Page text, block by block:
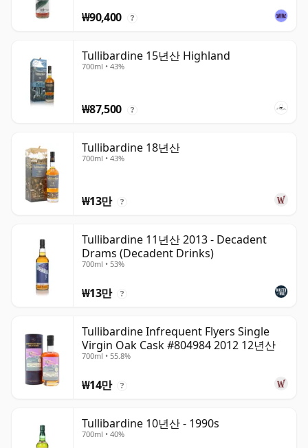
₩90,400 ?
Tullibardine 15년산 Highland
700ml • 43%
₩87,500 ?
Tullibardine 18년산
700ml • 43%
₩13만 ?
Tullibardine 11년산 2013 - Decadent
Drams (Decadent Drinks)
700ml • 53%
₩13만 ?
Tullibardine Infrequent Flyers Single
Virgin Oak Cask #804984 2012 12년산
700ml • 55.8%
₩14만 ?
Tullibardine 10년산 - 1990s
700ml • 40%